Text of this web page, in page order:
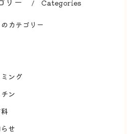
Categories
カテゴリー
ミング
ン
せ